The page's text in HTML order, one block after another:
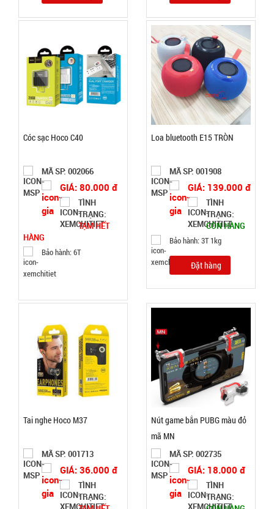
Đặt
hàng
Bộ kềm cắt
móng 12
)
003000
26.500 đ
TRẠNG:
Test
Đặt
hàng
trứng
Scarlett
Cóc sạc Hoco C40
MÃ SP: 002066
GIÁ: 80.000 đ
TÌNH
TRẠNG:
TẠM HẾT
HÀNG
Bảo hành: 6T
Loa bluetooth E15 TRÒN
MÃ SP: 001908
GIÁ: 139.000 đ
TÌNH
TRẠNG:
CÒN HÀNG
Bảo hành: 3T 1kg
Đặt hàng
Tai nghe Hoco M37
MÃ SP: 001713
GIÁ: 36.000 đ
TÌNH
TRẠNG:
Nút game bắn PUBG màu đỏ
mã MN
MÃ SP: 002735
GIÁ: 18.000 đ
TÌNH
TRẠNG: